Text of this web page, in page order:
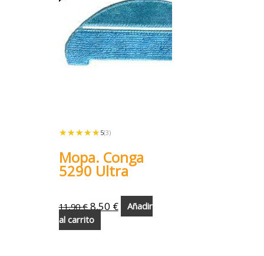
★★★★★
★★★★★ 5(3)
Mopa. Conga
5290 Ultra
11,90€ 8,50 €
Añadir
al carrito